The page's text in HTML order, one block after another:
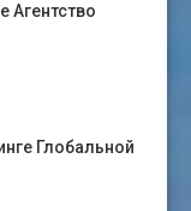
Агентство
Глобальной